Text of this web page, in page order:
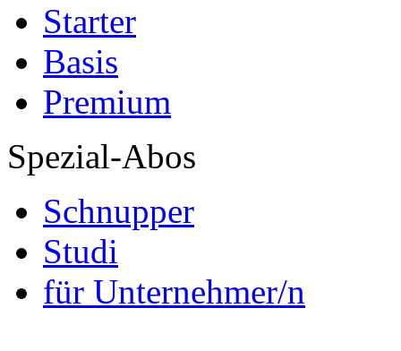
Starter
Basis
Premium
Spezial-Abos
Schnupper
Studi
für Unternehmer/n